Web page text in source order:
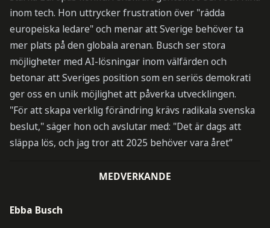
inom tech. Hon uttrycker frustration över "rädda
europeiska ledare" och menar att Sverige behöver ta
mer plats på den globala arenan. Busch ser stora
möjligheter med AI-lösningar inom välfärden och
betonar att Sveriges position som en seriös demokrati
ger oss en unik möjlighet att påverka utvecklingen.
"För att skapa verklig förändring krävs radikala svenska
beslut," säger hon och avslutar med: "Det är dags att
släppa lös, och jag tror att 2025 behöver vara året”
MEDVERKANDE
Ebba Busch